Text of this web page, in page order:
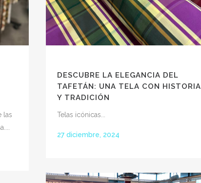
las
DESCUBRE LA ELEGANCIA DEL
TAFETÁN: UNA TELA CON HISTORIA
Y TRADICIÓN
Telas icónicas...
27 diciembre, 2024